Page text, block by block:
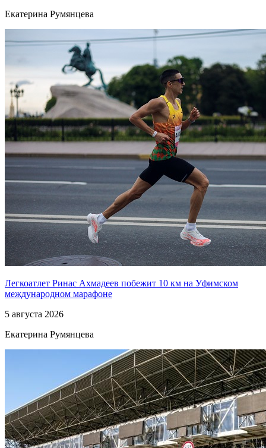
Екатерина Румянцева
Легкоатлет Ринас Ахмадеев побежит 10 км на Уфимском
международном марафоне
5 августа 2026
Екатерина Румянцева